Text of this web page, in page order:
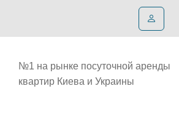
№1 на рынке посуточной аренды
квартир Киева и Украины